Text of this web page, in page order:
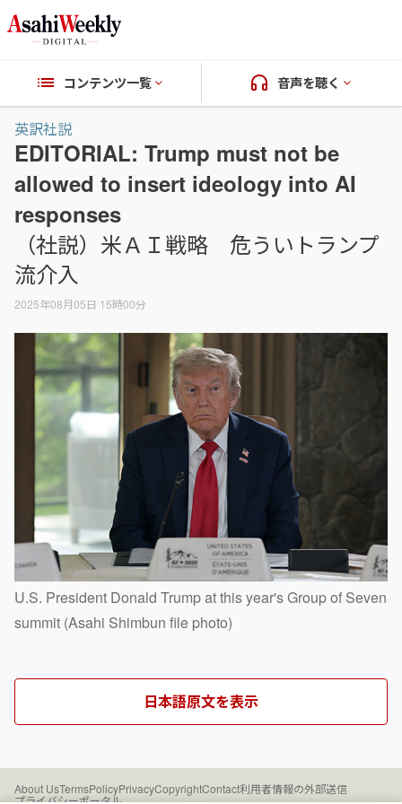
コンテンツ一覧 音声を聴く
英訳社説
EDITORIAL: Trump must not be
allowed to insert ideology into AI
responses
（社説）米ＡＩ戦略 危ういトランプ
流介入
2025年08月05日 15時00分
U.S. President Donald Trump at this year's Group of Seven
summit (Asahi Shimbun file photo)
日本語原文を表示
About UsTermsPolicyPrivacyCopyrightContact利用者情報の外部送信
プライバシーポータル